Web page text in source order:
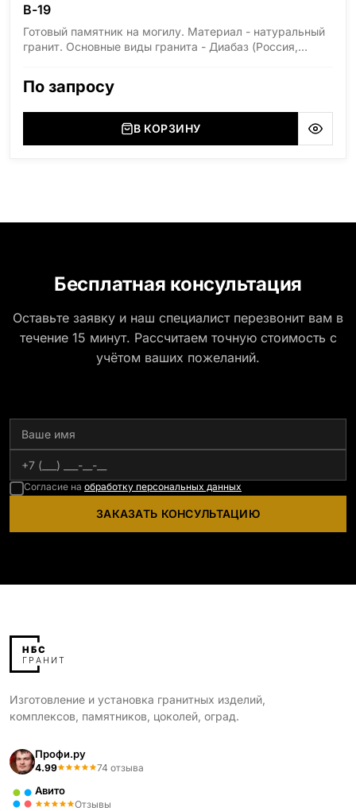
В-19
Готовый памятник на могилу. Материал - натуральный
гранит. Основные виды гранита - Диабаз (Россия,
(Украина, Житомерская область), Лабродарит
(Украина, Житомерская область), Сюксюансаари
(Россия, Карелия), Амфиболит (Россия, Мурманская
По запросу
В КОРЗИНУ
Бесплатная консультация
Оставьте заявку и наш специалист перезвонит вам в
течение 15 минут. Рассчитаем точную стоимость с
учётом ваших пожеланий.
Согласие на обработку персональных данных
ЗАКАЗАТЬ КОНСУЛЬТАЦИЮ
Изготовление и установка гранитных изделий,
комплексов, памятников, цоколей, оград.
Профи.ру
4.99 74 отзыва
Авито
Отзывы